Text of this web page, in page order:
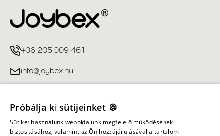
+36 205 009 461
info@joybex.hu
Fiókom
Próbálja ki sütijeinket 🍪
Sütiket használunk weboldalunk megfelelő működésének
biztosításához, valamint az Ön hozzájárulásával a tartalom